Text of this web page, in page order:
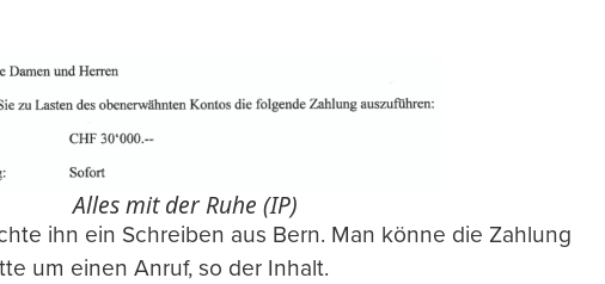
Alles mit der Ruhe (IP)
ihn ein Schreiben aus Bern. Man könne die Zahlung
um einen Anruf, so der Inhalt.